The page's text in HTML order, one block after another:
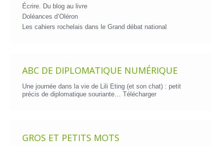
Écrire. Du blog au livre
Doléances d’Oléron
Les cahiers rochelais dans le Grand débat national
ABC DE DIPLOMATIQUE NUMÉRIQUE
Une journée dans la vie de Lili Eting (et son chat) : petit
précis de diplomatique souriante… Télécharger
GROS ET PETITS MOTS